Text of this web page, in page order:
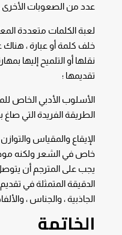
عدد من الصعوبات الأخرى
لعبة الكلمات متعددة
خلف كلمة أو عبارة ، هناك
نقلها أو التلميح إليها
تقديمها ؛
الأسلوب الأدبي الخاص
الطريقة الفريدة التي صاغ
الإيقاع والمقياس
خاص في الشعر ولكنه
يجب على المترجم أن
الدقيقة المتمثلة في
الجاذبية ، والجناس ،
الخاتمة